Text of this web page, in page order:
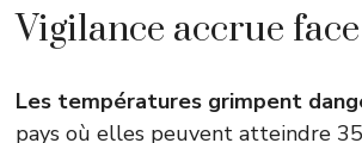
Vigilance accrue
Les températures grimpent
pays où elles peuvent atteindre